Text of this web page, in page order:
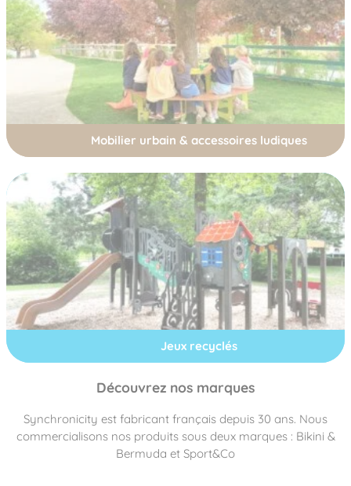
Mobilier urbain & accessoires ludiques
Jeux recyclés
Découvrez nos marques
Synchronicity est fabricant français depuis 30 ans. Nous
commercialisons nos produits sous deux marques : Bikini &
Bermuda et Sport&Co